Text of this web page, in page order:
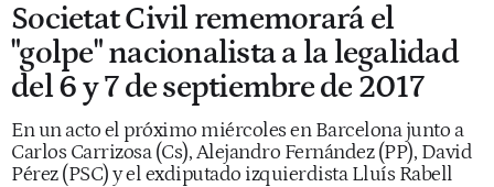
Societat Civil rememorará el
"golpe" nacionalista a la legalidad
del 6 y 7 de septiembre de 2017
En un acto el próximo miércoles en Barcelona junto a
Carlos Carrizosa (Cs), Alejandro Fernández (PP), David
Pérez (PSC) y el exdiputado izquierdista Lluís Rabell